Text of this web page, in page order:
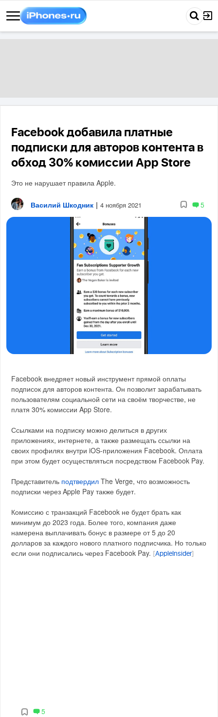
Facebook добавила платные
подписки для авторов контента в
обход 30% комиссии App Store
Это не нарушает правила Apple.
Василий Шкодник | 4 ноября 2021 5
Facebook внедряет новый инструмент прямой оплаты
подписок для авторов контента. Он позволит зарабатывать
пользователям социальной сети на своём творчестве, не
платя 30% комиссии App Store.
Ссылками на подписку можно делиться в других
приложениях, интернете, а также размещать ссылки на
своих профилях внутри iOS-приложения Facebook. Оплата
при этом будет осуществляться посредством Facebook Pay.
Представитель подтвердил The Verge, что возможность
подписки через Apple Pay также будет.
Комиссию с транзакций Facebook не будет брать как
минимум до 2023 года. Более того, компания даже
намерена выплачивать бонус в размере от 5 до 20
долларов за каждого нового платного подписчика. Но только
если они подписались через Facebook Pay.
[AppleInsider]
5